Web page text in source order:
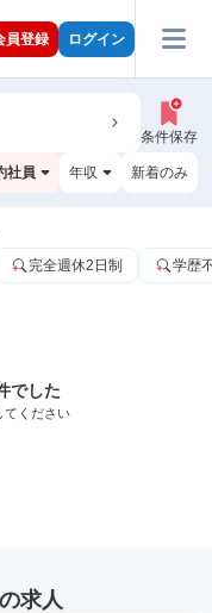
員登録 ログイン
条件保存
社員 年収 新着のみ
完全週休2日制 学歴
でした
てください
求人